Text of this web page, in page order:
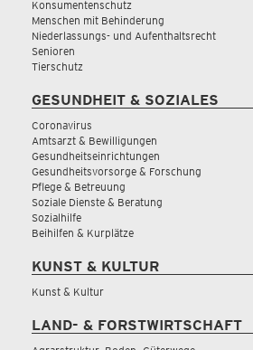
Konsumentenschutz
Menschen mit Behinderung
Niederlassungs- und Aufenthaltsrecht
Senioren
Tierschutz
GESUNDHEIT & SOZIALES
Coronavirus
Amtsarzt & Bewilligungen
Gesundheitseinrichtungen
Gesundheitsvorsorge & Forschung
Pflege & Betreuung
Soziale Dienste & Beratung
Sozialhilfe
Beihilfen & Kurplätze
KUNST & KULTUR
Kunst & Kultur
LAND- & FORSTWIRTSCHAFT